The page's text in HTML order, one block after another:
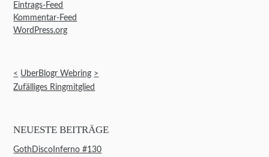
Eintrags-Feed
Kommentar-Feed
WordPress.org
< UberBlogr Webring >
Zufälliges Ringmitglied
NEUESTE BEITRÄGE
GothDiscoInferno #130